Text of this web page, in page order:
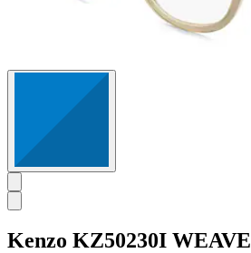
Kenzo KZ50230I WEAVE